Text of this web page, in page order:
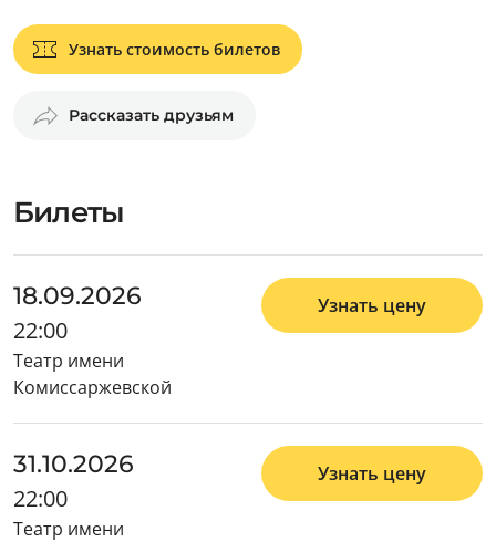
Узнать стоимость билетов
Рассказать друзьям
Билеты
18.09.2026
22:00
Театр имени
Комиссаржевской
Узнать цену
31.10.2026
22:00
Театр имени
Узнать цену